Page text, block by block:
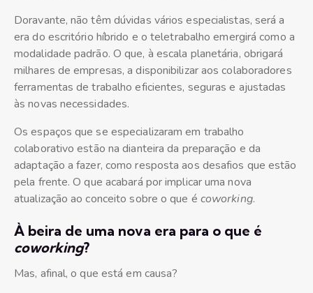
Doravante, não têm dúvidas vários especialistas, será a
era do escritório híbrido e o teletrabalho emergirá como a
modalidade padrão. O que, à escala planetária, obrigará
milhares de empresas, a disponibilizar aos colaboradores
ferramentas de trabalho eficientes, seguras e ajustadas
às novas necessidades.
Os espaços que se especializaram em trabalho
colaborativo estão na dianteira da preparação e da
adaptação a fazer, como resposta aos desafios que estão
pela frente. O que acabará por implicar uma nova
atualização ao conceito sobre o que é coworking.
À beira de uma nova era para o que é
coworking?
Mas, afinal, o que está em causa?